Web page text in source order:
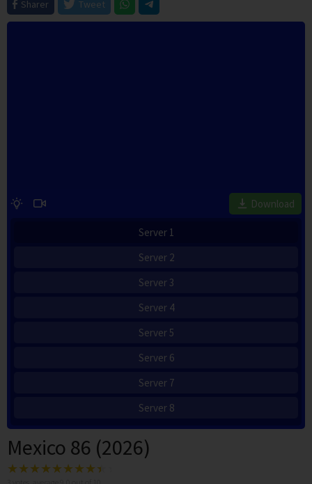
Sharer
Tweet
Download
Server 1
Server 2
Server 3
Server 4
Server 5
Server 6
Server 7
Server 8
Mexico 86 (2026)